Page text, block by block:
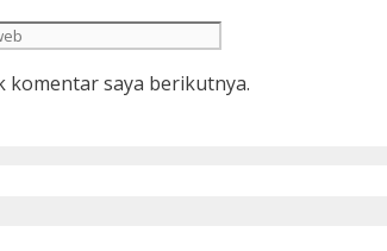
komentar saya berikutnya.